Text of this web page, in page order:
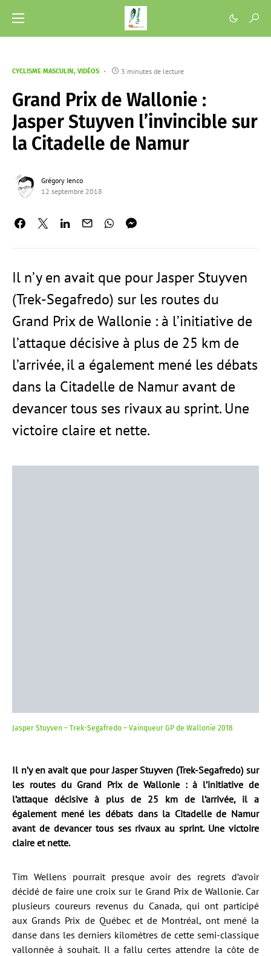
CYCLISME MASCULIN VIDÉOS 3 minutes de lecture
Grand Prix de Wallonie :
Jasper Stuyven l’invincible sur
la Citadelle de Namur
Grégory Ienco
12 septembre 2018
Il n’y en avait que pour Jasper Stuyven
(Trek-Segafredo) sur les routes du
Grand Prix de Wallonie : à l’initiative de
l’attaque décisive à plus de 25 km de
l’arrivée, il a également mené les débats
dans la Citadelle de Namur avant de
devancer tous ses rivaux au sprint. Une
victoire claire et nette.
Jasper Stuyven – Trek-Segafredo – Vainqueur GP de Wallonie 2018
Il n’y en avait que pour Jasper Stuyven (Trek-Segafredo) sur
les routes du Grand Prix de Wallonie : à l’initiative de
l’attaque décisive à plus de 25 km de l’arrivée, il a
également mené les débats dans la Citadelle de Namur
avant de devancer tous ses rivaux au sprint. Une victoire
claire et nette.
Tim Wellens pourrait presque avoir des regrets d’avoir
décidé de faire une croix sur le Grand Prix de Wallonie. Car
plusieurs coureurs revenus du Canada, qui ont participé
aux Grands Prix de Québec et de Montréal, ont mené la
danse dans les derniers kilomètres de cette semi-classique
vallonnée à souhait. Il a fallu certes attendre la côte de